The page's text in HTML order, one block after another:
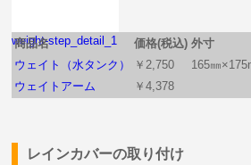
weight-step_detail_1
商品名 価格(税込) 外寸
ウェイト（水タンク）
￥2,750
165㎜
ウェイトアーム
￥4,378
レインカバーの取り付け